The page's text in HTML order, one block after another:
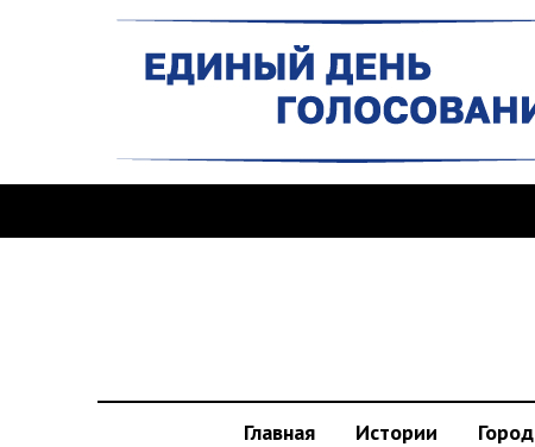
Главная Истории Город